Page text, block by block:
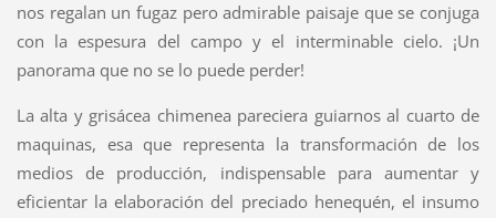
nos regalan un fugaz pero admirable paisaje que se conjuga
con la espesura del campo y el interminable cielo. ¡Un
panorama que no se lo puede perder!
La alta y grisácea chimenea pareciera guiarnos al cuarto de
maquinas, esa que representa la transformación de los
medios de producción, indispensable para aumentar y
eficientar la elaboración del preciado henequén, el insumo